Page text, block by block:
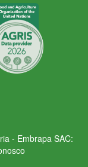
- Embrapa SAC: